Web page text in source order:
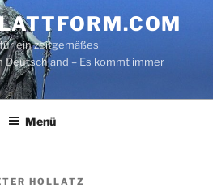
ein zeitgemäßes
Deutschland – Es kommt immer
Menü
HOLLATZ